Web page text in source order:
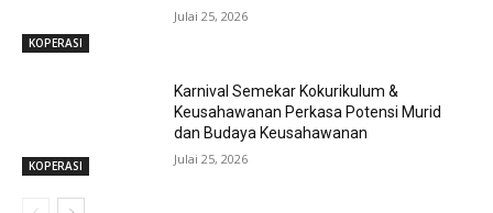
KOPERASI
Julai 25, 2026
KOPERASI
Karnival Semekar Kokurikulum &
Keusahawanan Perkasa Potensi Murid
dan Budaya Keusahawanan
Julai 25, 2026